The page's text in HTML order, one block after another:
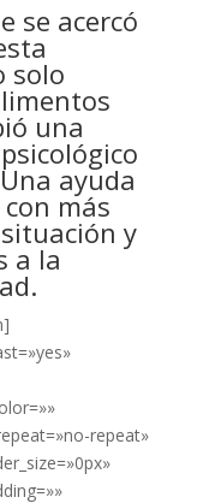
se acercó
solo
una
ayuda
más
y
a la
repeat»